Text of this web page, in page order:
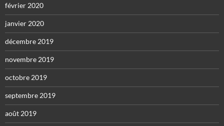
février 2020
janvier 2020
décembre 2019
novembre 2019
octobre 2019
septembre 2019
août 2019